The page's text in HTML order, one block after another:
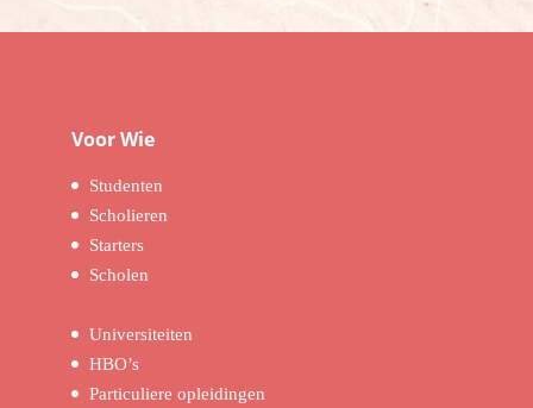
Voor Wie
Studenten
Scholieren
Starters
Scholen
Universiteiten
HBO’s
Particuliere opleidingen